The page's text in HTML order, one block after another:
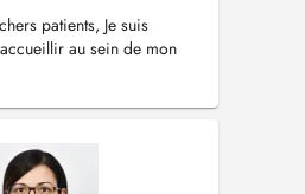
patients, Je suis
au sein de mon
générale, situé à Remich.
générale adultes et
consultations urgentes